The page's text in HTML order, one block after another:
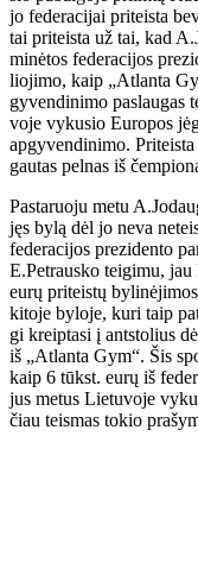
jo fe­de­ra­ci­jai pri­teis­ta
tai pri­teis­ta už tai, kad
mi­nė­tos fe­de­ra­ci­jos
lio­ji­mo, kaip „At­lan­ta
gy­ven­di­ni­mo pa­slau­gas
vo­je vy­ku­sio Eu­ro­pos
ap­gy­ven­di­ni­mo.
gau­tas pel­nas iš
Pas­ta­ruo­ju me­tu
jęs by­lą dėl jo ne­va
fe­de­ra­ci­jos pre­zi­den­to
E.Pet­raus­ko tei­gi­mu,
eu­rų pri­teis­tų
ki­to­je by­lo­je, ku­ri taip
gi kreip­ta­si į ant­sto­lius
iš „At­lan­ta Gym“. Šis
kaip 6 tūkst. eu­rų iš
jus me­tus Lie­tu­vo­je
čiau teis­mas to­kio